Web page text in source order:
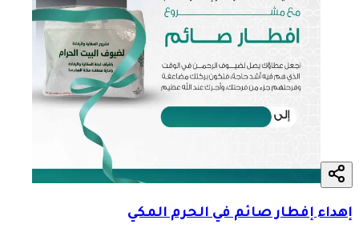
إهداء إفطار صائم في الحرم المكي